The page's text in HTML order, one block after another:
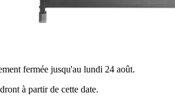
fermée jusqu'au lundi 24 août.
à partir de cette date.